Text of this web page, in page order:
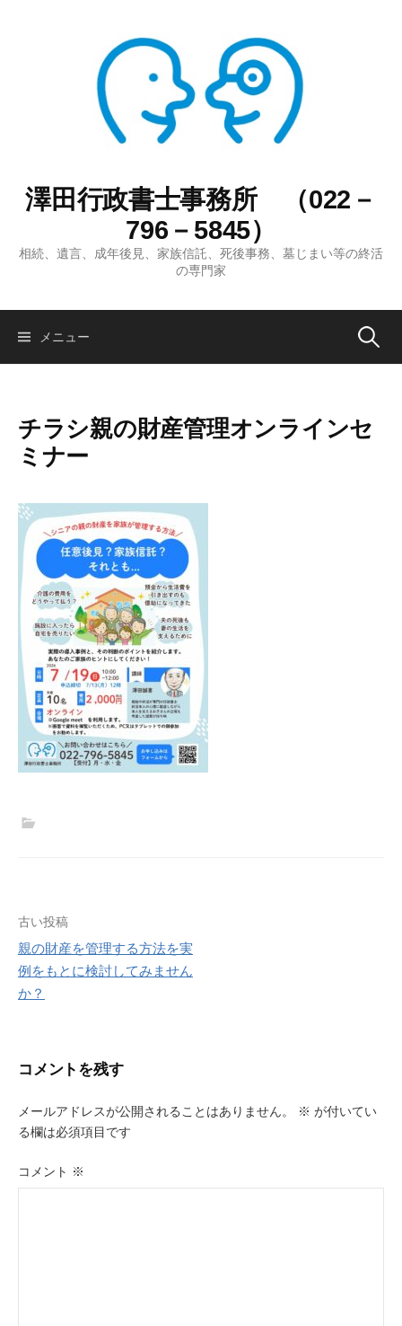
澤田行政書士事務所 （022－
796－5845）
相続、遺言、成年後見、家族信託、死後事務、墓じまい等の終活
の専門家
メニュー 検
チラシ親の財産管理オンラインセ
ミナー
投
稿
ナ
シ
ン
古い投稿
親の財産を管理する方法を実
例をもとに検討してみません
か？
コメントを残す
メールアドレスが公開されることはありません。 ※ が付いてい
る欄は必須項目です
コメント ※